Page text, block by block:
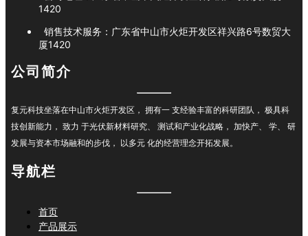
1420
销售技术服务： 广东省中山市火炬开发区祥兴路6号数贸大
厦1420
公司简介
复元科技坐落在中山市火炬开发区， 拥有一 支经验丰富的科研团队， 极具科
技创新能力， 致力 于光伏新材料研究、 测试和产业化战略， 加快产、 学、 研
发展与资本市场融和的步伐， 以多元 化的经营理念开拓发展。
导航栏
首页
产品展示